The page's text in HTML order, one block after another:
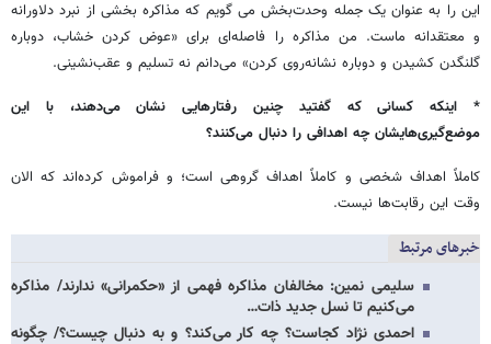
این را به عنوان یک جمله وحدت‌بخش می گویم که مذاکره بخشی از نبرد دلاورانه
و معتقدانه‌ ماست. من مذاکره را فاصله‌ای برای «عوض کردن خشاب، دوباره
گلنگدن کشیدن و دوباره نشانه‌روی کردن» می‌دانم نه تسلیم و عقب‌نشینی.
* اینکه کسانی که گفتید چنین رفتارهایی نشان می‌دهند، با این
موضع‌گیری‌هایشان چه اهدافی را دنبال می‌کنند؟
کاملاً اهداف شخصی و کاملاً اهداف گروهی است؛ و فراموش کرده‌اند که الان
وقت این رقابت‌ها نیست.
خبرهای مرتبط
سلیمی نمین: مخالفان مذاکره فهمی از «حکمرانی» ندارند/ مذاکره
می‌کنیم تا نسل جدید ذات…
احمدی نژاد کجاست؟ چه کار می‌کند؟ و به دنبال چیست؟/ چگونه